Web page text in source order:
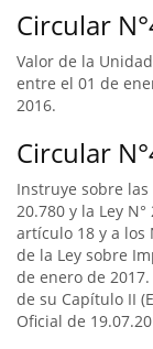
Circular
Valor de la
entre el 01 de
2016.
Circular
Instruye sobre
20.780 y la Ley
artículo 18 y a los
de la Ley sobre
de enero de
de su Capítulo II
Oficial de